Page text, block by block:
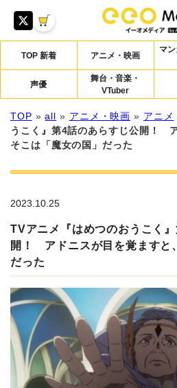
TOP 新着 アニメ・映画
マ
声優
舞台・音楽・
VTuber
TOP »all » アニメ・映画 » アニメ
うこく』第4話のあらすじ公開！
そこは「魔女の国」だった
2023.10.25
TVアニメ『はめつのおうこく
開！ アドニスが目を覚ますと
だった